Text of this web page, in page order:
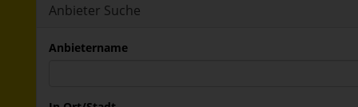
Anbieter Suche
Anbietername